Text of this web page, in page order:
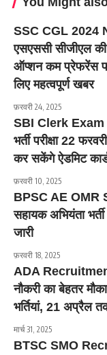
SSC CGL 2024
एसएससी सीजीएल
ऑप्शन कम प्रेफरेंस
लिए महत्वपूर्ण खबर
फ़रवरी 24, 2025
SBI Clerk Exam
भर्ती परीक्षा 22
कर सकेंगे ऐडमिट
फ़रवरी 10, 2025
BPSC AE OMR
सहायक अभियंता
जारी
फ़रवरी 18, 2025
ADA
नौकरी का बेहतर
भर्तियां, 21 अप्रैल
मार्च 31, 2025
BTSC SMO